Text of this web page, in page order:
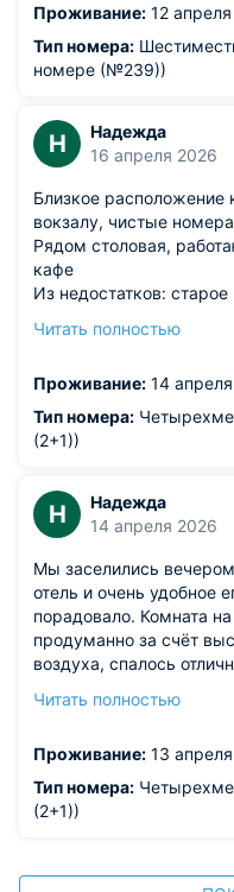
Проживание: 12
Тип номера:
номере (№239))
Н
Надежда
16 апреля 2026
Близкое расположение
вокзалу, чистые
Рядом столовая,
кафе
Из недостатков:
указывать, что номер
Читать полностью
Проживание: 14
Тип номера:
(2+1))
Н
Надежда
14 апреля 2026
Мы заселились
отель и очень удобное
порадовало. Комната
продуманно за счёт
воздуха, спалось
Московский вокзал,
электрического
на другие этажи по
разминка, а людям
Читать полностью
Проживание: 13
Тип номера:
(2+1))